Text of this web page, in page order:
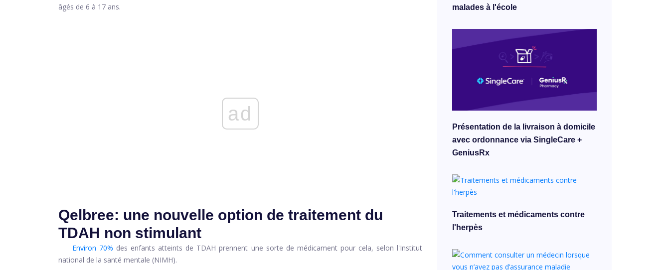
âgés de 6 à 17 ans.
ad
Qelbree: une nouvelle option de traitement du
TDAH non stimulant
Environ 70% des enfants atteints de TDAH prennent une sorte de médicament pour cela, selon l'Institut
national de la santé mentale (NIMH).
malades à l'école
Présentation de la livraison à domicile
avec ordonnance via SingleCare +
GeniusRx
Traitements et médicaments contre
l'herpès